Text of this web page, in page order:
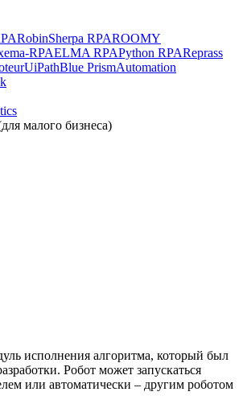
RobinSherpa RPAROOMY
RPAELMA RPAPython RPAReprass
UiPathBlue PrismAutomation
малого бизнеса)
исполнения алгоритма, который был
Робот может запускаться
или автоматически – другим роботом